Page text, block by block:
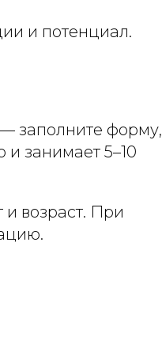
и потенциал.
— заполните форму,
занимает 5–10
возраст. При